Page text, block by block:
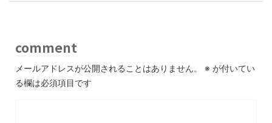
comment
メールアドレスが公開されることはありません。 ※ が付いてい
る欄は必須項目です